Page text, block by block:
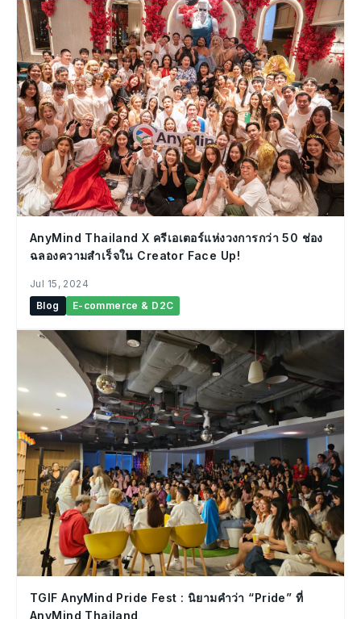
AnyMind Thailand X ครีเอเตอร์แห่งวงการกว่า 50 ช่อง
ฉลองความสำเร็จใน Creator Face Up!
Jul 15, 2024
Blog
E-commerce & D2C
TGIF AnyMind Pride Fest : นิยามคำว่า “Pride” ที่
AnyMind Thailand